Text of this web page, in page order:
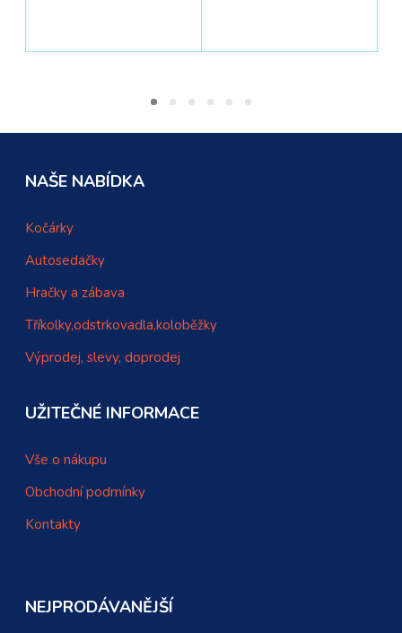
NAŠE NABÍDKA
Kočárky
Autosedačky
Hračky a zábava
Tříkolky,odstrkovadla,koloběžky
Výprodej, slevy, doprodej
UŽITEČNÉ INFORMACE
Vše o nákupu
Obchodní podmínky
Kontakty
NEJPRODÁVANĚJŠÍ